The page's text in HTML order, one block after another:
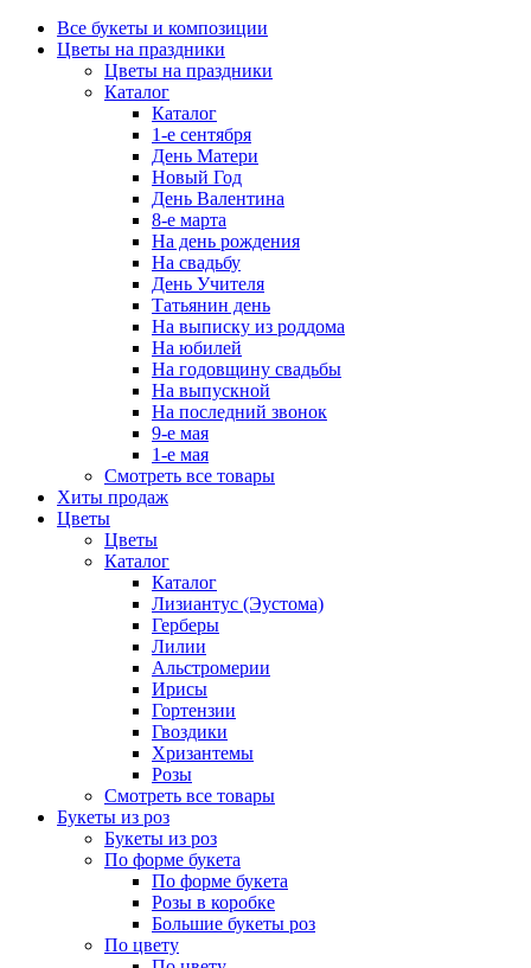
Все букеты и композиции
Цветы на праздники
Цветы на праздники
Каталог
Каталог
1-е сентября
День Матери
Новый Год
День Валентина
8-е марта
На день рождения
На свадьбу
День Учителя
Татьянин день
На выписку из роддома
На юбилей
На годовщину свадьбы
На выпускной
На последний звонок
9-е мая
1-е мая
Смотреть все товары
Хиты продаж
Цветы
Цветы
Каталог
Каталог
Лизиантус (Эустома)
Герберы
Лилии
Альстромерии
Ирисы
Гортензии
Гвоздики
Хризантемы
Розы
Смотреть все товары
Букеты из роз
Букеты из роз
По форме букета
По форме букета
Розы в коробке
Большие букеты роз
По цвету